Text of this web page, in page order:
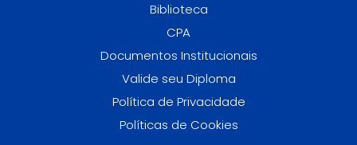
Biblioteca
CPA
Documentos Institucionais
Valide seu Diploma
Política de Privacidade
Políticas de Cookies